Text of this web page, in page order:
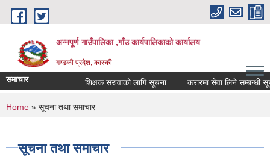
Skip to main content
अन्नपूर्ण गाउँपालिका ,गाँउ कार्यपालिकाको कार्यालय
गण्डकी प्रदेश, कास्की
समाचार शिक्षक सरुवाको लागि सूचना करारमा सेवा लिने सम्बन्धी
You are here
Home » सूचना तथा समाचार
सूचना तथा समाचार